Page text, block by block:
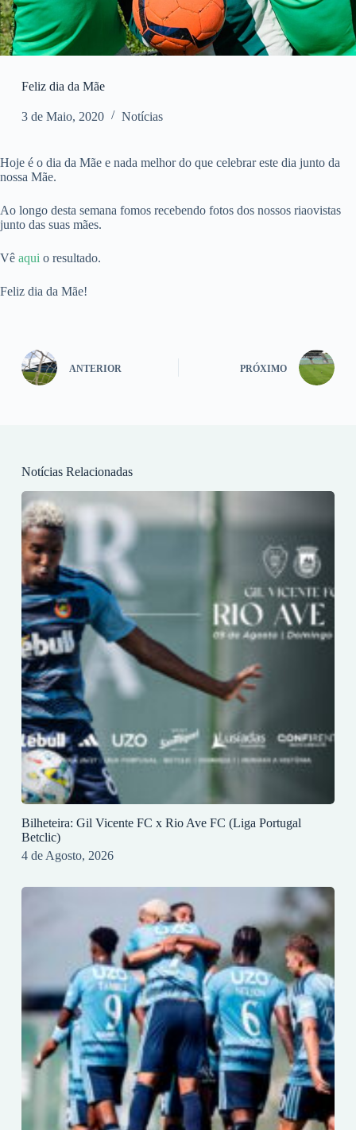
Feliz dia da Mãe
3 de Maio, 2020 Notícias
Hoje é o dia da Mãe e nada melhor do que celebrar este dia junto da
nossa Mãe.
Ao longo desta semana fomos recebendo fotos dos nossos riaovistas
junto das suas mães.
Vê aqui o resultado.
Feliz dia da Mãe!
ANTERIOR PRÓXIMO
Notícias Relacionadas
Bilheteira: Gil Vicente FC x Rio Ave FC (Liga Portugal
Betclic)
4 de Agosto, 2026